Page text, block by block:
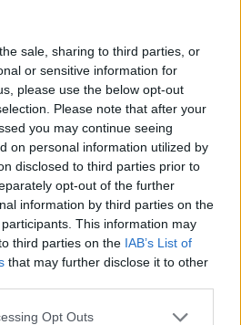
sale, sharing to third parties, or
or sensitive information for
please use the below opt-out
Please note that after your
you may continue seeing
on personal information utilized by
disclosed to third parties prior to
opt-out of the further
information by third parties on the
participants. This information may
third parties on the IAB’s List of
that may further disclose it to other
Opt Outs
de la vacuna contra
ya a 15 millones
España